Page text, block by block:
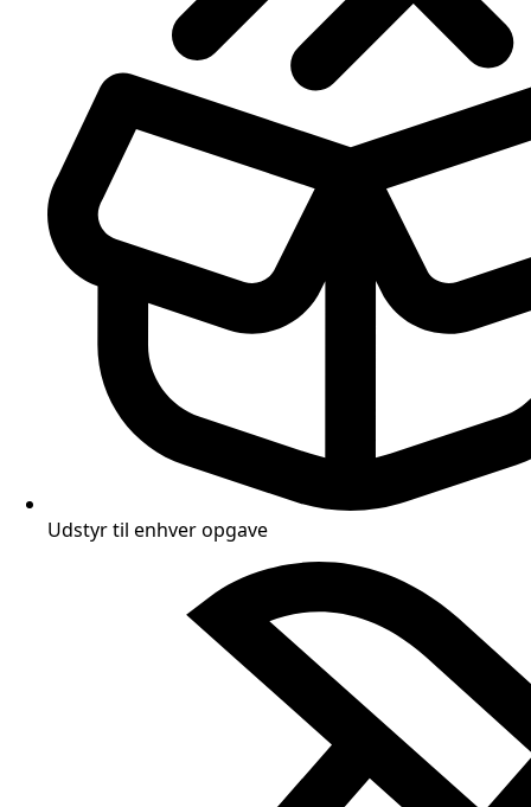
Udstyr til enhver opgave